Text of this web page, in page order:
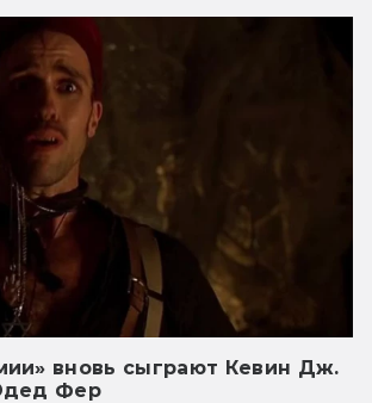
вновь сыграют Кевин Дж.
Фер